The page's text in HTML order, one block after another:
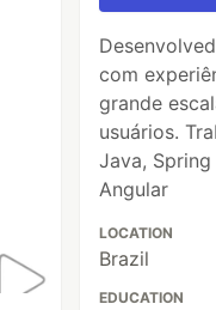
com
grande
usuários.
Java,
Angular
LOCATION
Brazil
EDUCATION